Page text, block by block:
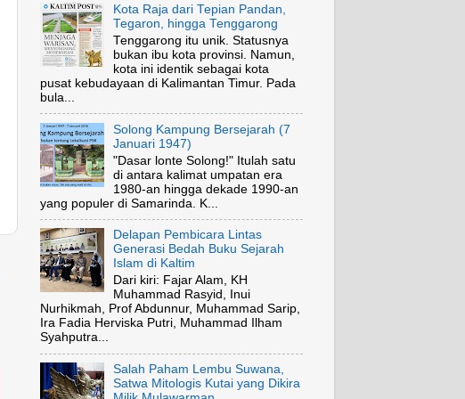
Kota Raja dari Tepian Pandan,
Tegaron, hingga Tenggarong
Tenggarong itu unik. Statusnya
bukan ibu kota provinsi. Namun,
kota ini identik sebagai kota
pusat kebudayaan di Kalimantan Timur. Pada
bula...
Solong Kampung Bersejarah (7
Januari 1947)
"Dasar lonte Solong!" Itulah satu
di antara kalimat umpatan era
1980-an hingga dekade 1990-an
yang populer di Samarinda. K...
Delapan Pembicara Lintas
Generasi Bedah Buku Sejarah
Islam di Kaltim
Dari kiri: Fajar Alam, KH
Muhammad Rasyid, Inui
Nurhikmah, Prof Abdunnur, Muhammad Sarip,
Ira Fadia Herviska Putri, Muhammad Ilham
Syahputra...
Salah Paham Lembu Suwana,
Satwa Mitologis Kutai yang Dikira